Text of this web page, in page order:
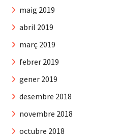
maig 2019
abril 2019
març 2019
febrer 2019
gener 2019
desembre 2018
novembre 2018
octubre 2018